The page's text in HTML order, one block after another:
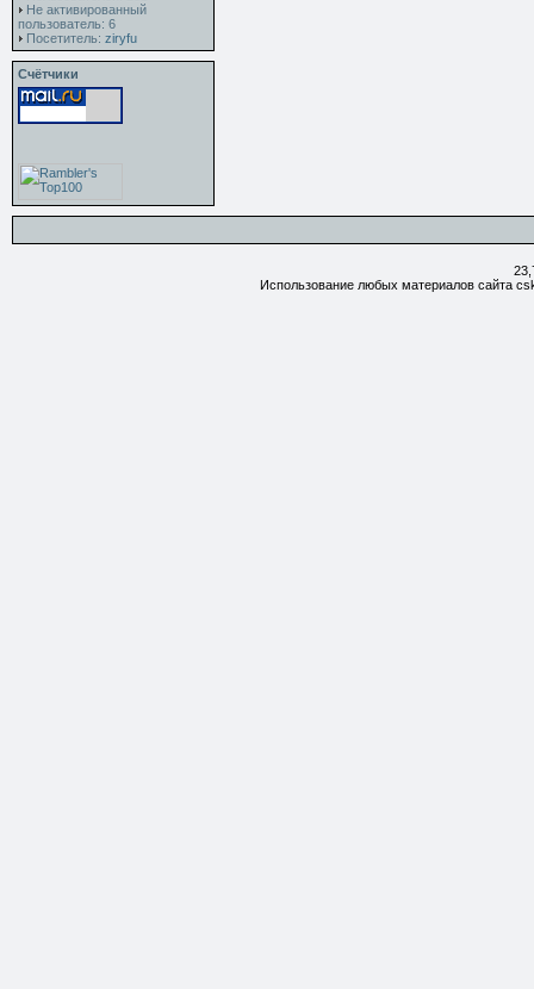
Не активированный
пользователь: 6
Посетитель: ziryfu
Счётчики
Использование любых материалов сайта